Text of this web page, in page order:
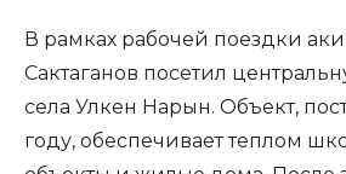
В рамках рабочей поездки
Сактаганов посетил
села Улкен Нарын. Объект,
году, обеспечивает теплом